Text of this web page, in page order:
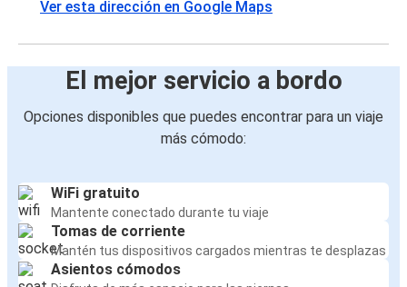
Ver esta dirección en Google Maps
El mejor servicio a bordo
Opciones disponibles que puedes encontrar para un viaje
más cómodo:
WiFi gratuito
Mantente conectado durante tu viaje
Tomas de corriente
Mantén tus dispositivos cargados mientras te desplazas
Asientos cómodos